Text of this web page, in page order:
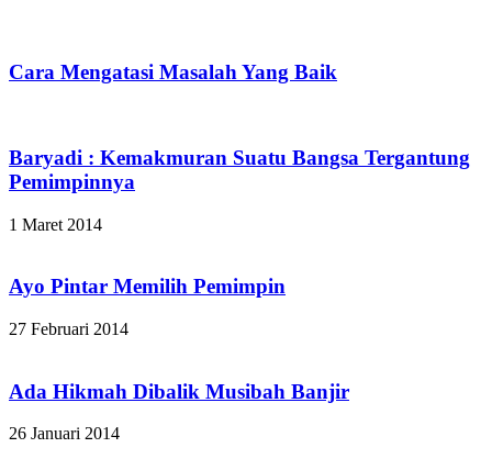
Cara Mengatasi Masalah Yang Baik
Baryadi : Kemakmuran Suatu Bangsa Tergantung
Pemimpinnya
1 Maret 2014
Ayo Pintar Memilih Pemimpin
27 Februari 2014
Ada Hikmah Dibalik Musibah Banjir
26 Januari 2014